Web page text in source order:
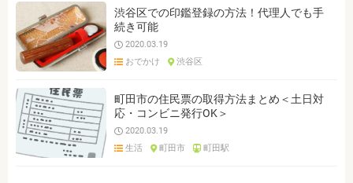
渋谷区での印鑑登録の方法！代理人でも手
続き可能
2020.03.19
おでかけ
渋谷区
町田市の住民票の取得方法まとめ＜土日対
応・コンビニ発行OK＞
2020.03.19
生活
町田市 町田駅